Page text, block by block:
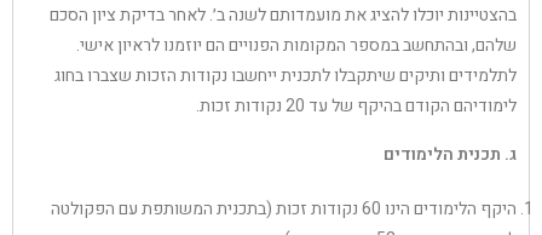
בהצטיינות יוכלו להציג את מועמדותם לשנה ב׳. לאחר בדיקת ציון הסכם
שלהם, ובהתחשב במספר המקומות הפנויים הם יוזמנו לראיון אישי.
לתלמידים ותיקים שיתקבלו לתכנית ייחשבו נקודות הזכות שצברו בחוג
לימודיהם הקודם בהיקף של עד 20 נקודות זכות.
ג. תכנית הלימודים
היקף הלימודים הינו 60 נקודות זכות (בתכנית המשותפת עם הפקולטה